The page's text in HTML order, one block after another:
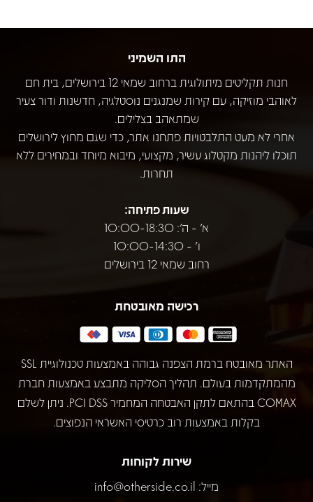
התו השמיני
חנות תקליטים מיתולוגית ברחוב שמאי 12 בירושלים, בית חם
לאוהבי מוזיקה, עם קירות שמנגנים נוסטלגיה, חדשנות ודור צעיר
שמתאהב בצלילים.
אחרי לא מעט התלבטויות פתחנו אתר, כדי שגם מחוץ לירושלים
תוכלו ליהנות מקטלוג עשיר, מקצועי, מיבוא מיוחד ובמחירים ללא
תחרות.
שעות פתיחה:
א' - ה': 10:00-18:30
ו' - 10:00-14:30
רחוב שמאי 12 בירושלים
רכישה מאובטחת
האתר מאובטח ברמת הצפנה גבוהה באמצעות טכנולוגיית SSL
מהמתקדמות בעולם. תהליך הסליקה מתבצע באמצעות חברת
COMAX בהתאם לתקן האבטחה המחמיר PCI DSS. ניתן לשלם
בקלות באמצעות רוב כרטיסי האשראי הנפוצים.
שירות לקוחות
מייל: info@otherside.co.il